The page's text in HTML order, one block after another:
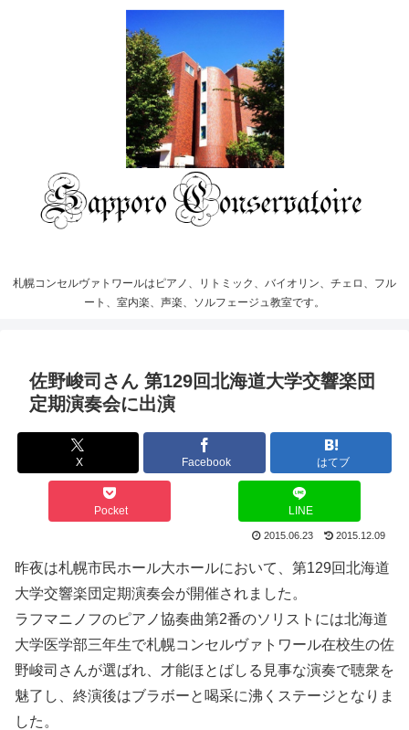
札幌コンセルヴァトワールはピアノ、リトミック、バイオリン、チェロ、フル
ート、室内楽、声楽、ソルフェージュ教室です。
佐野峻司さん 第129回北海道大学交響楽団
定期演奏会に出演
X Facebook はてブ
Pocket LINE
2015.06.23 2015.12.09
昨夜は札幌市民ホール大ホールにおいて、第129回北海道
大学交響楽団定期演奏会が開催されました。
ラフマニノフのピアノ協奏曲第2番のソリストには北海道
大学医学部三年生で札幌コンセルヴァトワール在校生の佐
野峻司さんが選ばれ、才能ほとばしる見事な演奏で聴衆を
魅了し、終演後はブラボーと喝采に沸くステージとなりま
した。